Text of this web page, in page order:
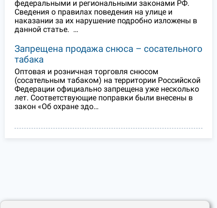
федеральными и региональными законами РФ.
Сведения о правилах поведения на улице и
наказании за их нарушение подробно изложены в
данной статье. …
Запрещена продажа снюса – сосательного
табака
Оптовая и розничная торговля снюсом
(сосательным табаком) на территории Российской
Федерации официально запрещена уже несколько
лет. Соответствующие поправки были внесены в
закон «Об охране здо…